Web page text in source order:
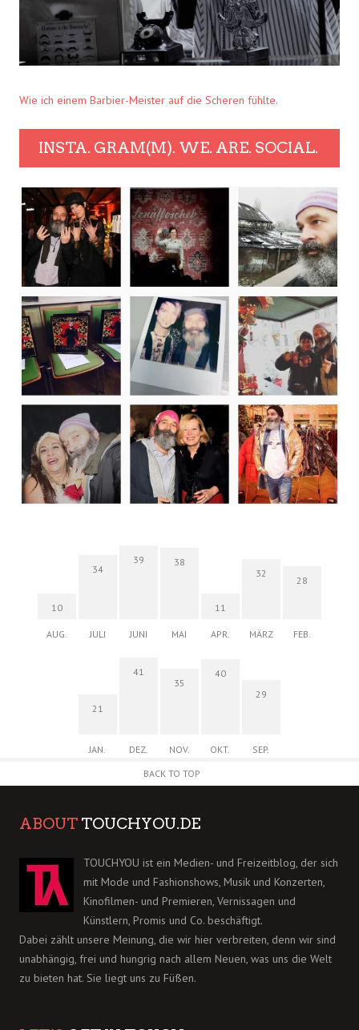
Wie ich einem Barbier-Meister auf die Scheren fühlte.
INSTA. GRAM(M). WE. ARE. SOCIAL.
10
AUG.
34
JULI
39
JUNI
38
MAI
11
APR.
32
MÄRZ
28
FEB.
21
JAN.
41
DEZ.
35
NOV.
40
OKT.
29
SEP.
BACK TO TOP
ABOUT TOUCHYOU.DE
TOUCHYOU ist ein Medien- und Freizeitblog, der sich
mit Mode und Fashionshows, Musik und Konzerten,
Kinofilmen- und Premieren, Vernissagen und
Künstlern, Promis und Co. beschäftigt.
Dabei zählt unsere Meinung, die wir hier verbreiten, denn wir sind
unabhängig, frei und hungrig nach allem Neuen, was uns die Welt
zu bieten hat. Sie liegt uns zu Füßen.